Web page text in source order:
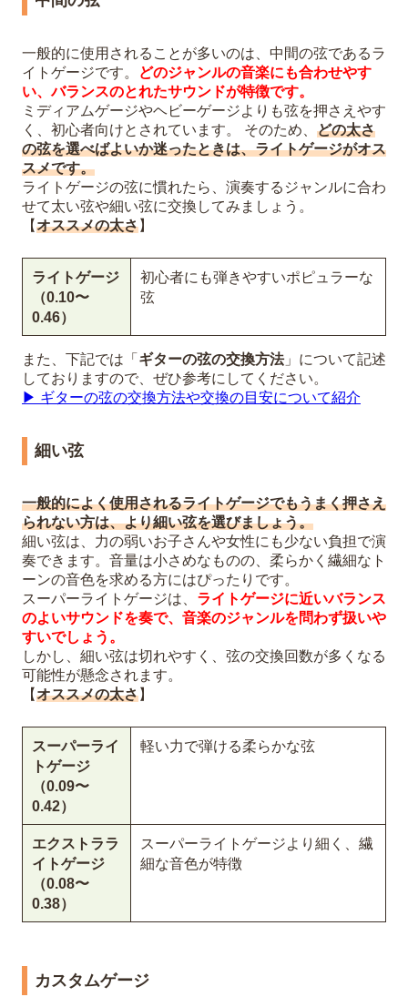
一般的に使用されることが多いのは、中間の弦であるラ
イトゲージです。
どのジャンルの音楽にも合わせやす
い、バランスのとれたサウンドが特徴です。
ミディアムゲージやヘビーゲージよりも弦を押さえやす
く、初心者向けとされています。 そのため、 どの太さ
の弦を選べばよいか迷ったときは、ライトゲージがオス
スメです。
ライトゲージの弦に慣れたら、演奏するジャンルに合わ
せて太い弦や細い弦に交換してみましょう。
【オススメの太さ】
ライトゲージ
（0.10〜
0.46）
初心者にも弾きやすいポピュラーな
弦
また、下記では「 ギターの弦の交換方法」について記述
しておりますので、ぜひ参考にしてください。
▶︎ ギターの弦の交換方法や交換の目安について紹介
細い弦
一般的によく使用されるライトゲージでもうまく押さえ
られない方は、より細い弦を選びましょう。
細い弦は、力の弱いお子さんや女性にも少ない負担で演
奏できます。音量は小さめなものの、柔らかく繊細なト
ーンの音色を求める方にはぴったりです。
スーパーライトゲージは、 ライトゲージに近いバランス
のよいサウンドを奏で、音楽のジャンルを問わず扱いや
すいでしょう。
しかし、細い弦は切れやすく、弦の交換回数が多くなる
可能性が懸念されます。
【オススメの太さ】
スーパーライ
トゲージ
（0.09〜
0.42）
軽い力で弾ける柔らかな弦
エクストララ
イトゲージ
（0.08〜
0.38）
スーパーライトゲージより細く、繊
細な音色が特徴
カスタムゲージ